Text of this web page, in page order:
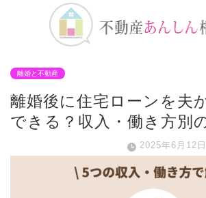
離婚と不動産
離婚後に住宅ローンを夫
できる？収入・働き方別
2025年6月12日